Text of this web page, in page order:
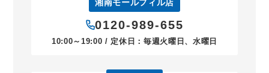
湘南モールフィル店
0120-989-655
10:00～19:00 / 定休日：毎週火曜日、水曜日